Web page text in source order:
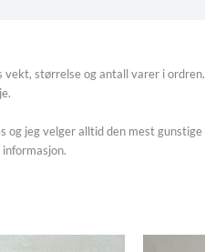
størrelse og antall varer i ordren.
jeg velger alltid den mest